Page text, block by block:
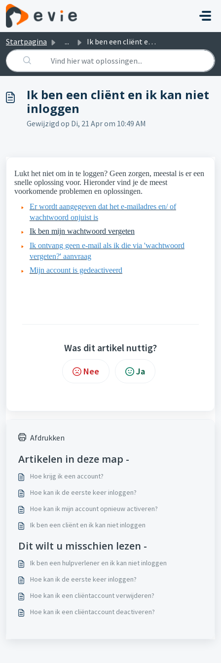
Doorgaan naar hoofdinhoud
Startpagina ... Ik ben een cliënt en ik kan niet inloggen
Ik ben een cliënt en ik kan niet
inloggen
Gewijzigd op Di, 21 Apr om 10:49 AM
Lukt het niet om in te loggen? Geen zorgen, meestal is er een
snelle oplossing voor. Hieronder vind je de meest
voorkomende problemen en oplossingen.
Er wordt aangegeven dat het e-mailadres en/ of
wachtwoord onjuist is
Ik ben mijn wachtwoord vergeten
Ik ontvang geen e-mail als ik die via 'wachtwoord
vergeten?' aanvraag
Mijn account is gedeactiveerd
Was dit artikel nuttig?
Nee Ja
Afdrukken
Artikelen in deze map -
Hoe krijg ik een account?
Hoe kan ik de eerste keer inloggen?
Hoe kan ik mijn account opnieuw activeren?
Ik ben een cliënt en ik kan niet inloggen
Dit wilt u misschien lezen -
Ik ben een hulpverlener en ik kan niet inloggen
Hoe kan ik de eerste keer inloggen?
Hoe kan ik een cliëntaccount verwijderen?
Hoe kan ik een cliëntaccount deactiveren?